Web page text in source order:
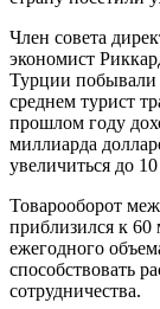
Член совета
экономист
Турции
среднем турист
прошлом году
миллиарда
увеличиться до
Товарооборот
приблизился к
ежегодного
способствовать
сотрудничества.